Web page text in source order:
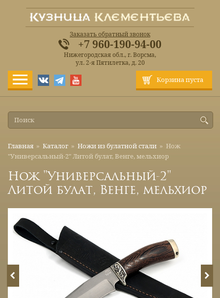
Корзина пуста
Заказать обратный звонок
+7 960-190-94-00
Нижегородская обл., г. Ворсма,
ул. 2-я Пятилетка, д. 20
Главная » Каталог » Ножи из булатной стали » Нож
"Универсальный-2" Литой булат, Венге, мельхиор
Нож "Универсальный-2"
Литой булат, Венге, мельхиор